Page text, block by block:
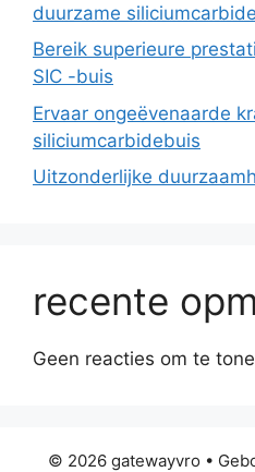
duurzame
Bereik superieure
SIC -buis
Ervaar ongeëvenaarde
siliciumcarbidebuis
Uitzonderlijke
recente
Geen reacties om te
© 2026 gatewayvro •